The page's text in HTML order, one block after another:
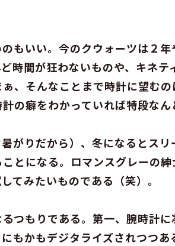
もいい。今のクウォーツは２
時間が狂わないものや、キネ
、そんなことまで時計に望む
の癖をわかっていれば特段なん
がりだから）、冬になるとス
とになる。ロマンスグレーの
てみたいものである（笑）。
つもりである。第一、腕時計
もかもデジタライズされつつ